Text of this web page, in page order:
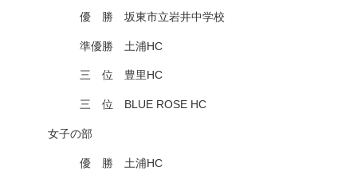
優 勝 坂東市立岩井中学校
準優勝 土浦HC
三 位 豊里HC
三 位 BLUE ROSE HC
女子の部
優 勝 土浦HC